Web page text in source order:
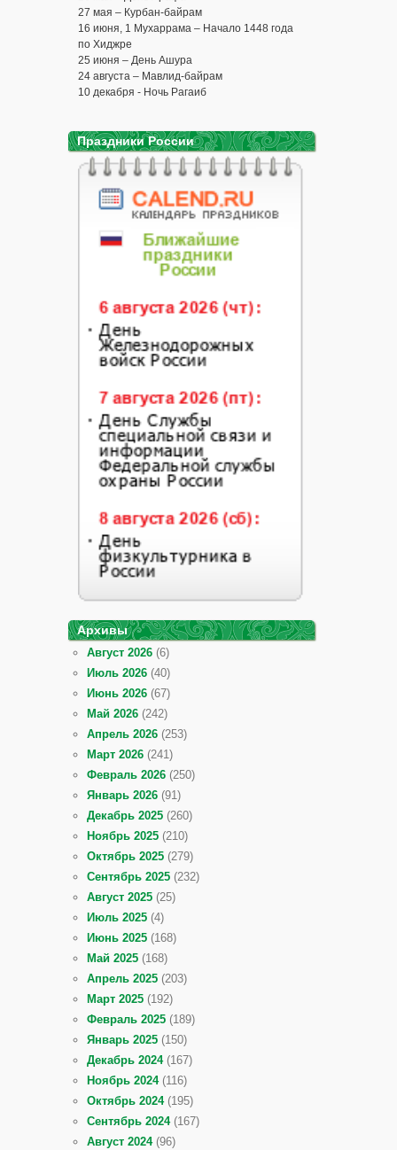
27 мая – Курбан-байрам
16 июня, 1 Мухаррама – Начало 1448 года
по Хиджре
25 июня – День Ашура
24 августа – Мавлид-байрам
10 декабря - Ночь Рагаиб
Праздники России
Архивы
Август 2026 (6)
Июль 2026 (40)
Июнь 2026 (67)
Май 2026 (242)
Апрель 2026 (253)
Март 2026 (241)
Февраль 2026 (250)
Январь 2026 (91)
Декабрь 2025 (260)
Ноябрь 2025 (210)
Октябрь 2025 (279)
Сентябрь 2025 (232)
Август 2025 (25)
Июль 2025 (4)
Июнь 2025 (168)
Май 2025 (168)
Апрель 2025 (203)
Март 2025 (192)
Февраль 2025 (189)
Январь 2025 (150)
Декабрь 2024(167)
Ноябрь 2024(116)
Октябрь 2024(195)
Сентябрь 2024(167)
Август 2024(96)